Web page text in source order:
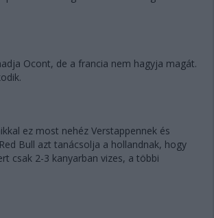
Ocont, de a francia nem hagyja magát.
ez most nehéz Verstappennek és
Bull azt tanácsolja a hollandnak, hogy
csak 2-3 kanyarban vizes, a többi